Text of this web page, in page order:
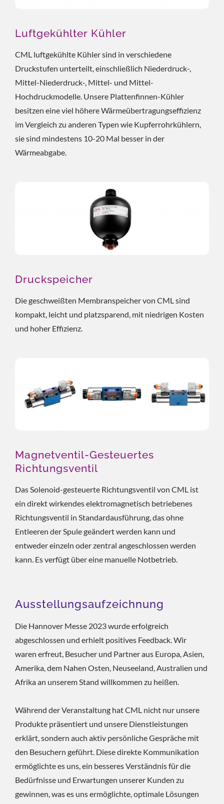
Luftgekühlter Kühler
CML luftgekühlte Kühler sind in verschiedene
Druckstufen unterteilt, einschließlich Niederdruck-,
Mittel-Niederdruck-, Mittel- und Mittel-
Hochdruckmodelle. Unsere Plattenfinnen-Kühler
besitzen eine viel höhere Wärmeübertragungseffizienz
im Vergleich zu anderen Typen wie Kupferrohrkühlern,
sie sind mindestens 10-20 Mal besser in der
Wärmeabgabe.
Druckspeicher
Die geschweißten Membranspeicher von CML sind
kompakt, leicht und platzsparend, mit niedrigen Kosten
und hoher Effizienz.
Magnetventil-Gesteuertes
Richtungsventil
Das Solenoid-gesteuerte Richtungsventil von CML ist
ein direkt wirkendes elektromagnetisch betriebenes
Richtungsventil in Standardausführung, das ohne
Entleeren der Spule geändert werden kann und
entweder einzeln oder zentral angeschlossen werden
kann. Es verfügt über eine manuelle Notbetrieb.
Ausstellungsaufzeichnung
Die Hannover Messe 2023 wurde erfolgreich
abgeschlossen und erhielt positives Feedback. Wir
waren erfreut, Besucher und Partner aus Europa, Asien,
Amerika, dem Nahen Osten, Neuseeland, Australien und
Afrika an unserem Stand willkommen zu heißen.
Während der Veranstaltung hat CML nicht nur unsere
Produkte präsentiert und unsere Dienstleistungen
erklärt, sondern auch aktiv persönliche Gespräche mit
den Besuchern geführt. Diese direkte Kommunikation
ermöglichte es uns, ein besseres Verständnis für die
Bedürfnisse und Erwartungen unserer Kunden zu
gewinnen, was es uns ermöglichte, optimale Lösungen